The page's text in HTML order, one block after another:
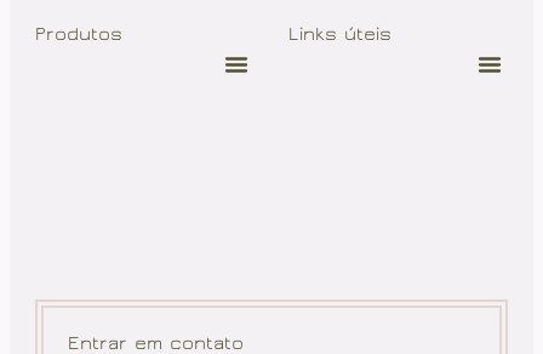
Produtos Links úteis
Entrar em contato